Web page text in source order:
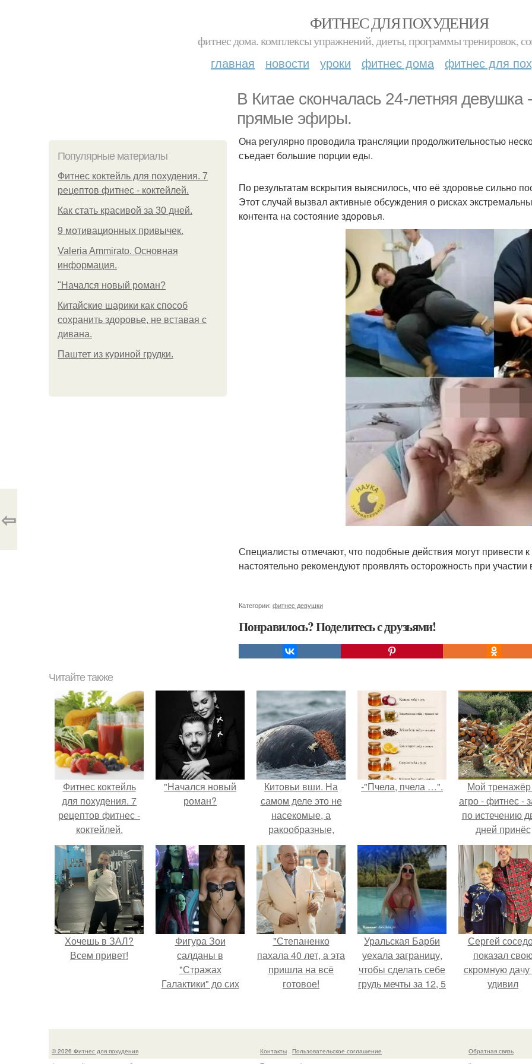
ФИТНЕС ДЛЯ ПОХУДЕНИЯ
фитнес дома. комплексы упражнений, диеты, программы тренировок,
главная новости уроки фитнес дома фитнес для
В Китае скончалась 24-летняя девушка
прямые эфиры.
Популярные материалы
Фитнес коктейль для похудения. 7
рецептов фитнес - коктейлей.
Как стать красивой за 30 дней.
9 мотивационных привычек.
Valeria Ammirato. Основная
информация.
"Начался новый роман?
Китайские шарики как способ
сохранить здоровье, не вставая с
дивана.
Паштет из куриной грудки.
Она регулярно проводила трансляции продолжительностью
съедает большие порции еды.
По результатам вскрытия выяснилось, что её здоровье сильно
Этот случай вызвал активные обсуждения о рисках
контента на состояние здоровья.
Специалисты отмечают, что подобные действия могут привести
настоятельно рекомендуют проявлять осторожность при
Категории: фитнес девушки
Понравилось? Поделитесь с друзьями!
⇦
Читайте также
Фитнес коктейль
для похудения. 7
рецептов фитнес -
коктейлей.
"Начался новый
роман?
Китовьи вши. На
самом деле это не
насекомые, а
ракообразные,
относящиеся к
бокоплавам.
-"Пчела, пчела …".
Мой
агро - фитнес -
по истечению
дней принёс
ощутимый
результат.
Хочешь в ЗАЛ?
Всем привет!
Фигура Зои
салданы в
"Стражах
Галактики" до сих
"Степаненко
пахала 40 лет, а эта
пришла на всё
готовое!
Уральская Барби
уехала заграницу,
чтобы сделать себе
грудь мечты за 12, 5
Сергей
показал
скромную дачу
удивил
© 2026 Фитнес для похудения Контакты
Пользовательское соглашение
Обратная связь